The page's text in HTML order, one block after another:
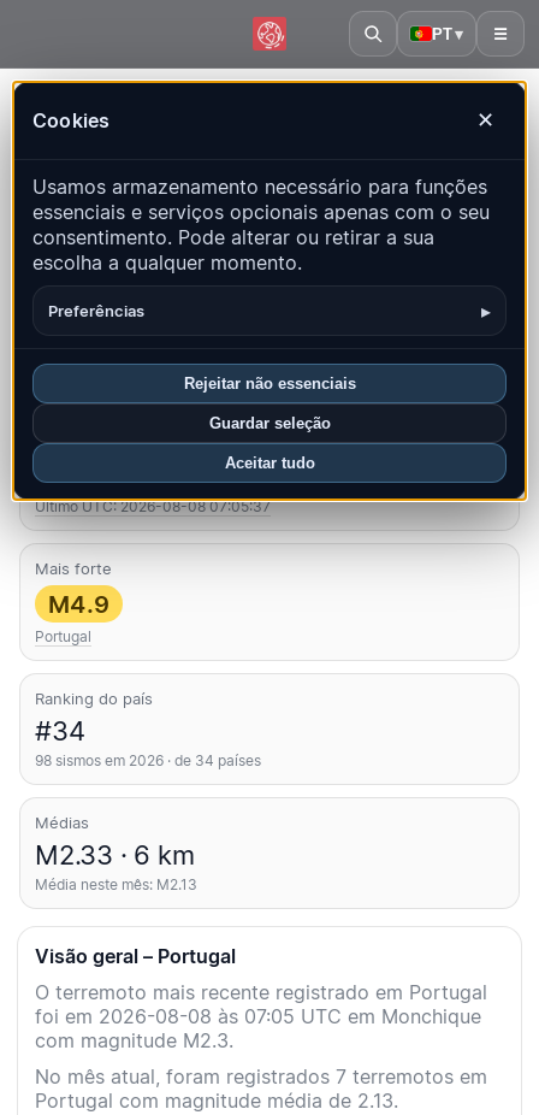
PT▾ ☰
Cookies ✕
Usamos armazenamento necessário para funções
essenciais e serviços opcionais apenas com o seu
consentimento. Pode alterar ou retirar a sua
escolha a qualquer momento.
Preferências ▸
Rejeitar não essenciais
Guardar seleção
Aceitar tudo
QuakeMap24
Mapa ao vivo, estatísticas e eventos recentes
Abrir mapa histórico Últimos neste país
Visão geral Mapa Recentes Gráficos Principais regiões
FAQ
Sismos neste mês
7
Último UTC: 2026-08-08 07:05:37
Mais forte
M4.9
Portugal
Ranking do país
#34
98 sismos em 2026 · de 34 países
Médias
M2.33 · 6 km
Média neste mês: M2.13
Visão geral – Portugal
O terremoto mais recente registrado em Portugal
foi em 2026-08-08 às 07:05 UTC em Monchique
com magnitude M2.3.
No mês atual, foram registrados 7 terremotos em
Portugal com magnitude média de 2.13.